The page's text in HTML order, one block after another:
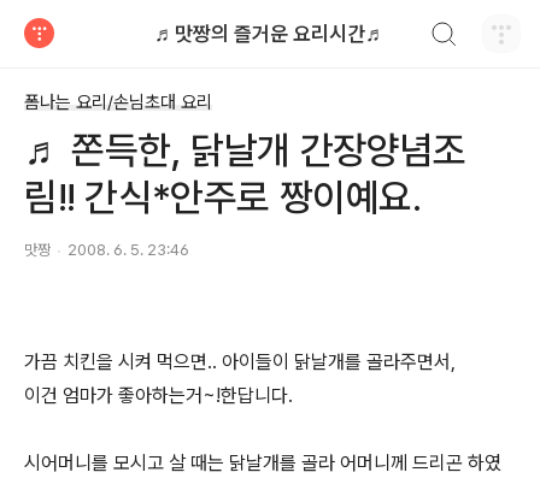
♬맛짱의 즐거운 요리시간♬
폼나는 요리/손님초대 요리
♬ 쫀득한, 닭날개 간장양념조
림!! 간식*안주로 짱이예요.
맛짱 2008. 6. 5. 23:46
가끔 치킨을 시켜 먹으면.. 아이들이 닭날개를 골라주면서,
이건 엄마가 좋아하는거~!한답니다.
시어머니를 모시고 살 때는 닭날개를 골라 어머니께 드리곤 하였